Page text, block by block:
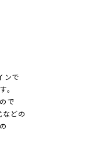
ンで
。
で
どの